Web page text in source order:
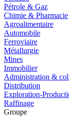
Pétrole & Gaz
Chimie & Pharmacie
Agroalimentaire
Automobile
Ferroviaire
Métallurgie
Mines
Immobilier
Administration &
Distribution
Exploration-
Raffinage
Groupe